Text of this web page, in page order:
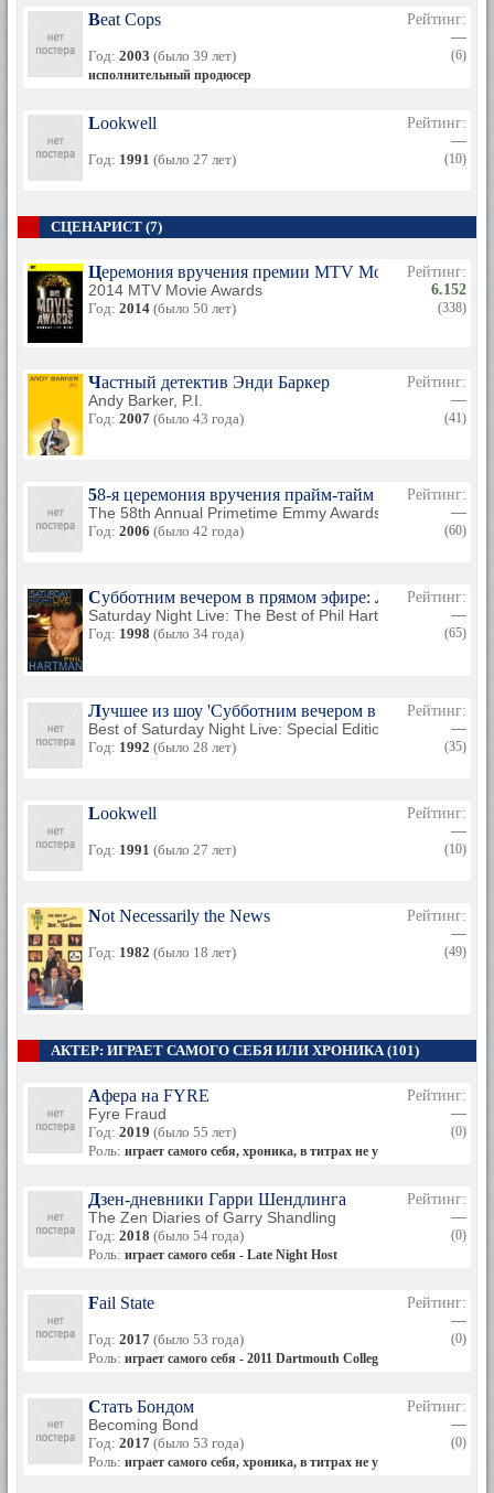
Beat Cops
Год: 2003 (было 39 лет)
исполнительный продюсер
Рейтинг:
—
(6)
Lookwell
Год: 1991 (было 27 лет)
Рейтинг:
—
(10)
СЦЕНАРИСТ (7)
Церемония вручения премии MTV Movie Awards
2014 MTV Movie Awards
Год: 2014 (было 50 лет)
Рейтинг:
6.152
(338)
Частный детектив Энди Баркер
Andy Barker, P.I.
Год: 2007 (было 43 года)
Рейтинг:
—
(41)
58-я церемония вручения прайм-тайм премии
The 58th Annual Primetime Emmy Awards
Год: 2006 (было 42 года)
Рейтинг:
—
(60)
Субботним вечером в прямом эфире: Лучшее из
Saturday Night Live: The Best of Phil Hartman
Год: 1998 (было 34 года)
Рейтинг:
—
(65)
Лучшее из шоу 'Субботним вечером в прямом
Best of Saturday Night Live: Special Edition
Год: 1992 (было 28 лет)
Рейтинг:
—
(35)
Lookwell
Год: 1991 (было 27 лет)
Рейтинг:
—
(10)
Not Necessarily the News
Год: 1982 (было 18 лет)
Рейтинг:
—
(49)
АКТЕР: ИГРАЕТ САМОГО СЕБЯ ИЛИ ХРОНИКА (101)
Афера на FYRE
Fyre Fraud
Год: 2019 (было 55 лет)
Роль: играет самого себя, хроника, в титрах не указан
Рейтинг:
—
(0)
Дзен-дневники Гарри Шендлинга
The Zen Diaries of Garry Shandling
Год: 2018 (было 54 года)
Роль: играет самого себя - Late Night Host
Рейтинг:
—
(0)
Fail State
Год: 2017 (было 53 года)
Роль: играет самого себя - 2011 Dartmouth College Commencement
Рейтинг:
—
(0)
Стать Бондом
Becoming Bond
Год: 2017 (было 53 года)
Роль: играет самого себя, хроника, в титрах не указан
Рейтинг:
—
(0)